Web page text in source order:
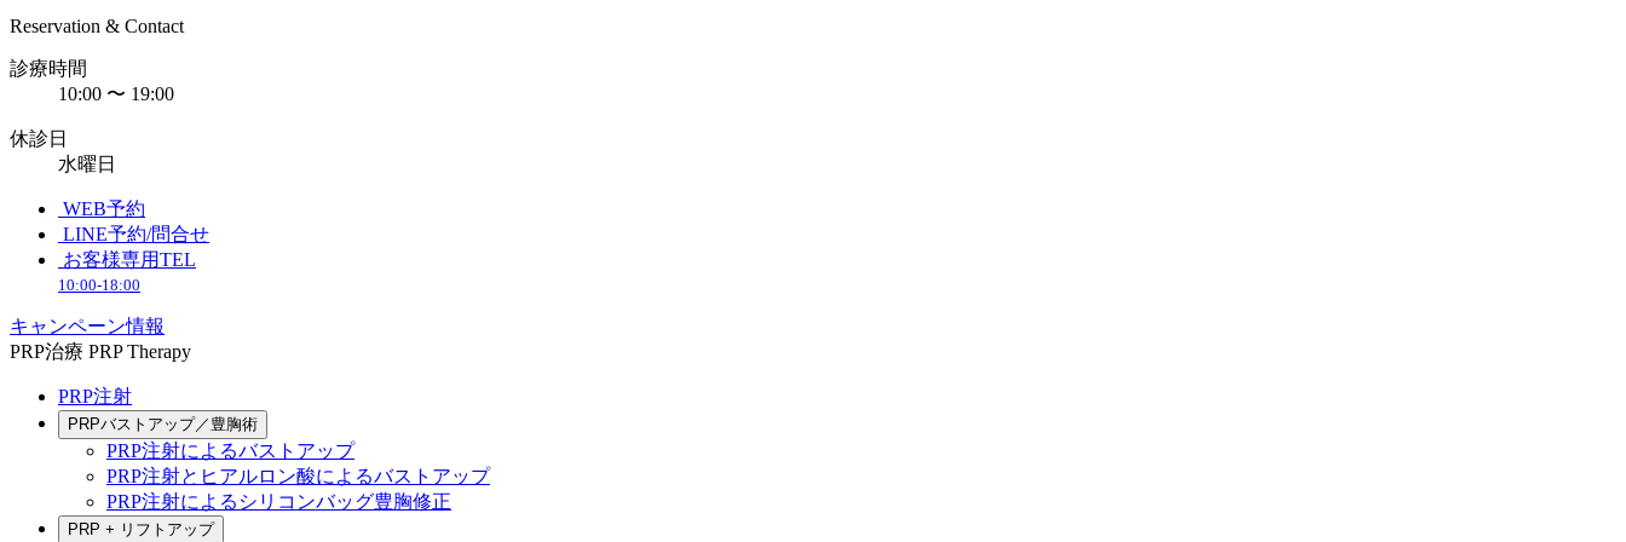
Reservation & Contact
診療時間
10:00 〜 19:00
休診日
水曜日
WEB予約
LINE予約/問合せ
お客様専用TEL
10:00-18:00
キャンペーン情報
PRP治療 PRP Therapy
PRP注射
PRPバストアップ／豊胸術
PRP注射によるバストアップ
PRP注射とヒアルロン酸によるバストアップ
PRP注射によるシリコンバッグ豊胸修正
PRP + リフトアップ